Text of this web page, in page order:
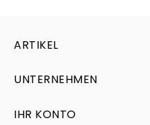
ARTIKEL
UNTERNEHMEN
IHR KONTO